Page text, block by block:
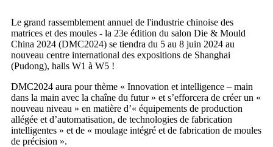
Le grand rassemblement annuel de l'industrie chinoise des
matrices et des moules - la 23e édition du salon Die & Mould
China 2024 (DMC2024) se tiendra du 5 au 8 juin 2024 au
nouveau centre international des expositions de Shanghai
(Pudong), halls W1 à W5 !
DMC2024 aura pour thème « Innovation et intelligence – main
dans la main avec la chaîne du futur » et s’efforcera de créer un «
nouveau niveau » en matière d’« équipements de production
allégée et d’automatisation, de technologies de fabrication
intelligentes » et de « moulage intégré et de fabrication de moules
de précision ».